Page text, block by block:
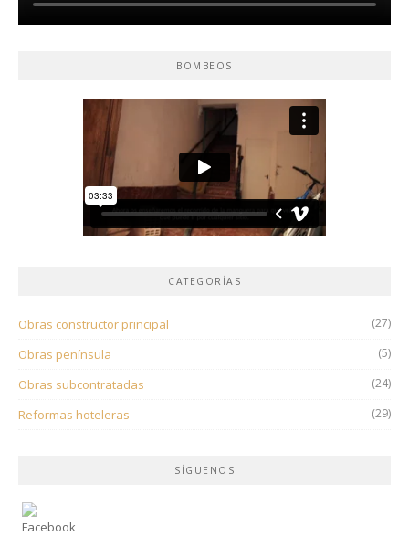
BOMBEOS
CATEGORÍAS
Obras constructor principal (27)
Obras península (5)
Obras subcontratadas (24)
Reformas hoteleras (29)
SÍGUENOS